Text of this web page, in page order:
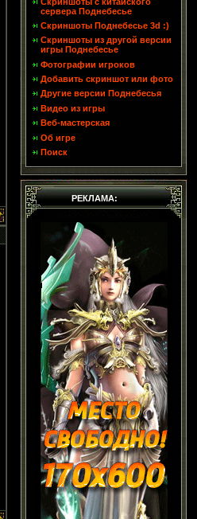
сервера Поднебесье
Скриншоты Поднебесье 3d :)
Скриншоты из другой версии
игры Поднебесье
Фотографии игроков
Добавить скриншот или фото
Другие версии Поднебесья
Видео из игры
Веб-мастерская
Об игре
Поиск
РЕКЛАМА: